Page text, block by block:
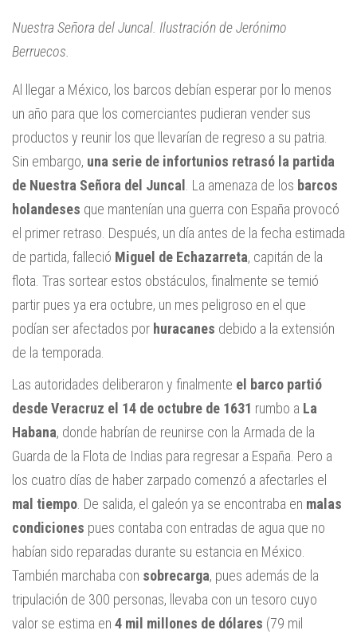
Nuestra Señora del Juncal. Ilustración de Jerónimo
Berruecos.
Al llegar a México, los barcos debían esperar por lo menos
un año para que los comerciantes pudieran vender sus
productos y reunir los que llevarían de regreso a su patria.
Sin embargo, una serie de infortunios retrasó la partida
de Nuestra Señora del Juncal
. La amenaza de los barcos
holandeses que mantenían una guerra con España provocó
el primer retraso. Después, un día antes de la fecha estimada
de partida, falleció Miguel de Echazarreta, capitán de la
flota. Tras sortear estos obstáculos, finalmente se temió
partir pues ya era octubre, un mes peligroso en el que
podían ser afectados por huracanes debido a la extensión
de la temporada.
Las autoridades deliberaron y finalmente el barco partió
desde Veracruz el 14 de octubre de 1631 rumbo a La
Habana, donde habrían de reunirse con la Armada de la
Guarda de la Flota de Indias para regresar a España. Pero a
los cuatro días de haber zarpado comenzó a afectarles el
mal tiempo . De salida, el galeón ya se encontraba en malas
condiciones pues contaba con entradas de agua que no
habían sido reparadas durante su estancia en México.
También marchaba con sobrecarga, pues además de la
tripulación de 300 personas, llevaba con un tesoro cuyo
valor se estima en 4 mil millones de dólares (79 mil